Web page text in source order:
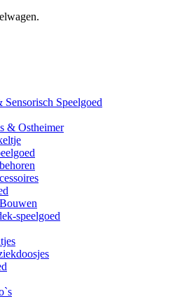
Speelgoed
& Ostheimer
speelgoed